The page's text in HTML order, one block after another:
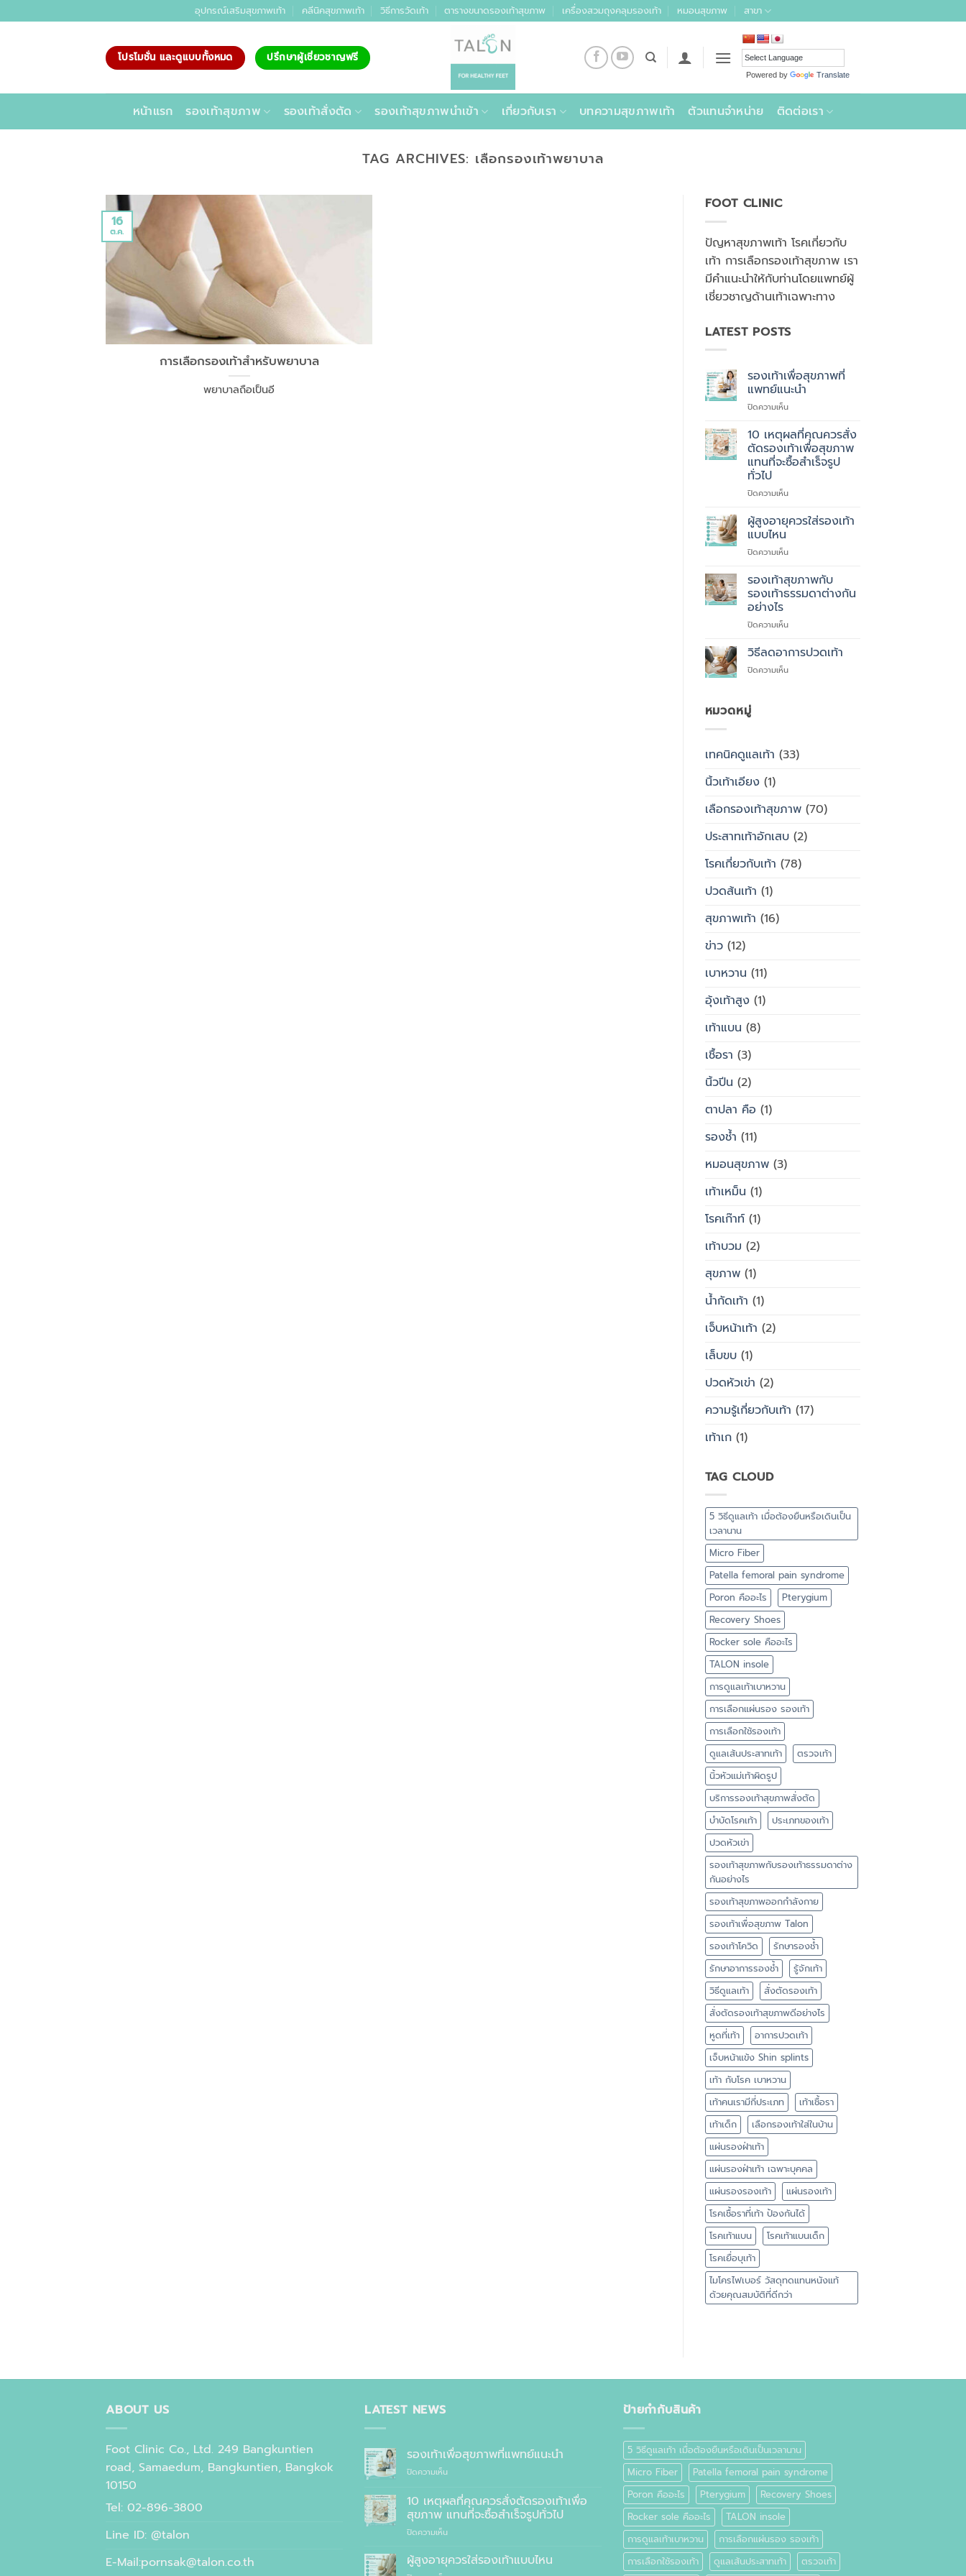
ไป
อุปกรณ์เสริมสุขภาพเท้า คลีนิคสุขภาพเท้า วิธีการวัดเท้า ตารางขนาดรองเท้าสุขภาพ เครื่องสวมถุงคลุมรองเท้า หมอนสุขภาพ สาขา
โปรโมชั่น และดูแบบทั้งหมด ปรึกษาผู้เชี่ยวชาญฟรี
Powered by Translate
หน้าแรก รองเท้าสุขภาพ รองเท้าสั่งตัด รองเท้าสุขภาพนำเข้า เกี่ยวกับเรา บทความสุขภาพเท้า ตัวแทนจำหน่าย ติดต่อเรา
TAG ARCHIVES: เลือกรองเท้าพยาบาล
การเลือกรองเท้าสำหรับพยาบาล
พยาบาลถือเป็นอี
16
ต.ค.
FOOT CLINIC
ปัญหาสุขภาพเท้า โรคเกี่ยวกับ
เท้า การเลือกรองเท้าสุขภาพ เรา
มีคำแนะนำให้กับท่านโดยแพทย์ผู้
เชี่ยวชาญด้านเท้าเฉพาะทาง
LATEST POSTS
รองเท้าเพื่อสุขภาพที่
แพทย์แนะนำ
ปิดความเห็นบน
เพื่อ
สุขภาพ
ที่
แพทย์
10 เหตุผลที่คุณควรสั่ง
ตัดรองเท้าเพื่อสุขภาพ
แทนที่จะซื้อสำเร็จรูป
ทั่วไป
ปิดความเห็นบน
เหตุผล
ที่
ควร
ตัด
รองเท้า
แทนที่
ซื้อ
ทั่วไป
ผู้สูงอายุควรใส่รองเท้า
แบบไหน
ปิดความเห็นบน
สูง
อายุ
ควร
รองเท้า
ไหน
รองเท้าสุขภาพกับ
รองเท้าธรรมดาต่างกัน
อย่างไร
ปิดความเห็นบน
สุขภาพ
รองเท้า
วิธีลดอาการปวดเท้า
ปิดความเห็นบน
หมวดหมู่
เทคนิคดูแลเท้า (33)
นิ้วเท้าเอียง(1)
เลือกรองเท้าสุขภาพ(70)
ประสาทเท้าอักเสบ(2)
โรคเกี่ยวกับเท้า (78)
ปวดส้นเท้า (1)
สุขภาพเท้า (16)
ข่าว(12)
เบาหวาน (11)
อุ้งเท้าสูง(1)
เท้าแบน (8)
เชื้อรา (3)
นิ้วปีน (2)
ตาปลา คือ (1)
รองช้ำ (11)
หมอนสุขภาพ(3)
เท้าเหม็น (1)
โรคเก๊าท์(1)
เท้าบวม (2)
สุขภาพ(1)
น้ำกัดเท้า (1)
เจ็บหน้าเท้า (2)
เล็บขบ(1)
ปวดหัวเข่า (2)
ความรู้เกี่ยวกับเท้า (17)
เท้าเก(1)
TAG CLOUD
5 วิธีดูแลเท้า เมื่อต้องยืนหรือเดินเป็น
เวลานาน
Micro Fiber
Patella femoral pain syndrome
Poron คืออะไร
Pterygium
Recovery Shoes
Rocker sole คืออะไร
TALON insole
การดูแลเท้าเบาหวาน
การเลือกแผ่นรอง รองเท้า
การเลือกใช้รองเท้า
ดูแลเส้นประสาทเท้า
ตรวจเท้า
นิ้วหัวแม่เท้าผิดรูป
บริการรองเท้าสุขภาพสั่งตัด
บำบัดโรคเท้า
ประเภทของเท้า
ปวดหัวเข่า
รองเท้าสุขภาพกับรองเท้าธรรมดาต่าง
กันอย่างไร
รองเท้าสุขภาพออกกำลังกาย
รองเท้าเพื่อสุขภาพ Talon
รองเท้าโควิด
รักษารองช้ำ
รักษาอาการรองช้ำ
รู้จักเท้า
วิธีดูแลเท้า
สั่งตัดรองเท้า
สั่งตัดรองเท้าสุขภาพดีอย่างไร
หูดที่เท้า
อาการปวดเท้า
เจ็บหน้าแข้ง Shin splints
เท้า กับโรค เบาหวาน
เท้าคนเรามีกี่ประเภท
เท้าเชื้อรา
เท้าเด็ก
เลือกรองเท้าใส่ในบ้าน
แผ่นรองฝ่าเท้า
แผ่นรองฝ่าเท้า เฉพาะบุคคล
แผ่นรองรองเท้า
แผ่นรองเท้า
โรคเชื้อราที่เท้า ป้องกันได้
โรคเท้าแบน
โรคเท้าแบนเด็ก
โรคเยื่อบุเท้า
ไมโครไฟเบอร์ วัสดุทดแทนหนังแท้
ด้วยคุณสมบัติที่ดีกว่า
ABOUT US
Foot Clinic Co., Ltd. 249 Bangkuntien
road, Samaedum, Bangkuntien, Bangkok
10150
Tel: 02-896-3800
Line ID: @talon
E-Mail:pornsak@talon.co.th
LATEST NEWS
รองเท้าเพื่อสุขภาพที่แพทย์แนะนำ
ปิดความเห็นบน
เพื่อ
สุขภาพ
ที่
แพทย์
10 เหตุผลที่คุณควรสั่งตัดรองเท้าเพื่อ
สุขภาพ แทนที่จะซื้อสำเร็จรูปทั่วไป
ปิดความเห็นบน
เหตุผล
ผู้สูงอายุควรใส่รองเท้าแบบไหน
ป้ายกำกับสินค้า
5 วิธีดูแลเท้า เมื่อต้องยืนหรือเดินเป็นเวลานาน
Micro Fiber
Patella femoral pain syndrome
Poron คืออะไร
Pterygium
Recovery Shoes
Rocker sole คืออะไร
TALON insole
การดูแลเท้าเบาหวาน
การเลือกแผ่นรอง รองเท้า
การเลือกใช้รองเท้า
ดูแลเส้นประสาทเท้า ตรวจเท้า